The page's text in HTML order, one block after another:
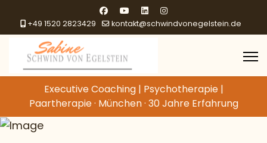
+49 1520 2823429 kontakt@schwindvonegelstein.de
Executive Coaching | Psychotherapie |
Paartherapie · München · 30 Jahre Erfahrung